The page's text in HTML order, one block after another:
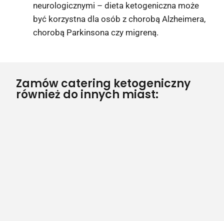
neurologicznymi – dieta ketogeniczna może
być korzystna dla osób z chorobą Alzheimera,
chorobą Parkinsona czy migreną.
Zamów catering ketogeniczny
również do innych miast: